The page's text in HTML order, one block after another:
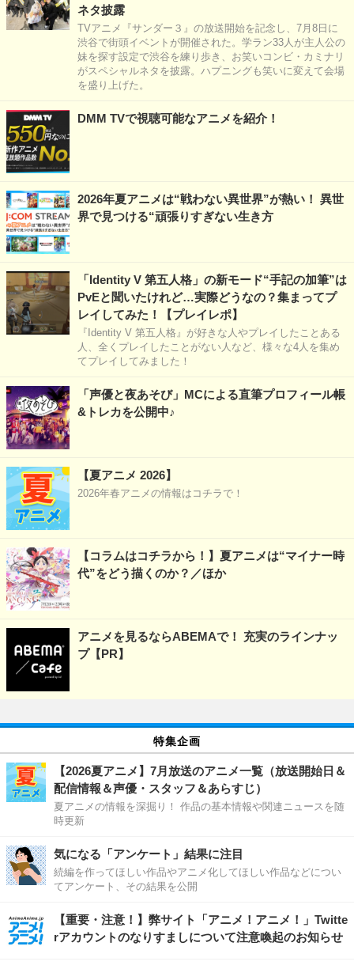
ネタ披露
TVアニメ『サンダー３』の放送開始を記念し、7月8日に
渋谷で街頭イベントが開催された。学ラン33人が主人公の
妹を探す設定で渋谷を練り歩き、お笑いコンビ・カミナリ
がスペシャルネタを披露。ハプニングも笑いに変えて会場
を盛り上げた。
DMM TVで視聴可能なアニメを紹介！
2026年夏アニメは“戦わない異世界”が熱い！ 異世
界で見つける“頑張りすぎない生き方
「Identity V 第五人格」の新モード“手記の加筆”は
PvEと聞いたけれど…実際どうなの？集まってプ
レイしてみた！【プレイレポ】
『Identity V 第五人格』が好きな人やプレイしたことある
人、全くプレイしたことがない人など、様々な4人を集め
てプレイしてみました！
「声優と夜あそび」MCによる直筆プロフィール帳
&トレカを公開中♪
【夏アニメ 2026】
2026年春アニメの情報はコチラで！
【コラムはコチラから！】夏アニメは“マイナー時
代”をどう描くのか？／ほか
アニメを見るならABEMAで！ 充実のラインナッ
プ【PR】
特集企画
【2026夏アニメ】7月放送のアニメ一覧（放送開始日＆
配信情報＆声優・スタッフ＆あらすじ）
夏アニメの情報を深掘り！ 作品の基本情報や関連ニュースを随
時更新
気になる「アンケート」結果に注目
続編を作ってほしい作品やアニメ化してほしい作品などについ
てアンケート、その結果を公開
【重要・注意！】弊サイト「アニメ！アニメ！」Twitte
rアカウントのなりすましについて注意喚起のお知らせ